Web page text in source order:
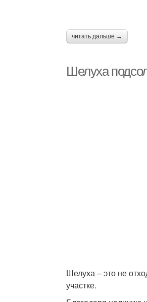
читать дальше →
Шелуха
Шелуха – это не
участке.